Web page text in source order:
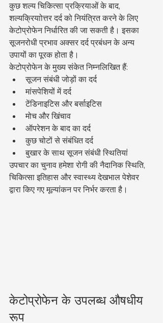
कुछ शल्य चिकित्सा प्रक्रियाओं के बाद,
शल्यक्रियाोत्तर दर्द को नियंत्रित करने के लिए
केटोप्रोफेन निर्धारित की जा सकती है। इसका
सूजनरोधी प्रभाव अक्सर दर्द प्रबंधन के अन्य
उपायों का पूरक होता है।
केटोप्रोफेन के मुख्य संकेत निम्नलिखित हैं:
सूजन संबंधी जोड़ों का दर्द
मांसपेशियों में दर्द
टेंडिनाइटिस और बर्साइटिस
मोच और खिंचाव
ऑपरेशन के बाद का दर्द
कुछ चोटों से संबंधित दर्द
बुखार के साथ सूजन संबंधी स्थितियां
उपचार का चुनाव हमेशा रोगी की नैदानिक स्थिति,
चिकित्सा इतिहास और स्वास्थ्य देखभाल पेशेवर
द्वारा किए गए मूल्यांकन पर निर्भर करता है।
केटोप्रोफेन के उपलब्ध औषधीय
रूप